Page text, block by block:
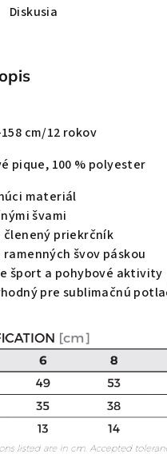
Diskusia
cm/12 rokov
pique, 100 % polyester
materiál
švami
členený priekrčník
švov páskou
šport a pohybové aktivity
pre sublimačnú